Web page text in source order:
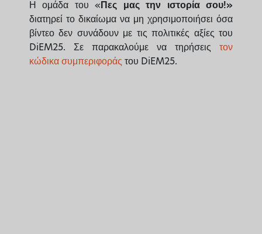
involved.
Η ομάδα του «Πες μας την ιστορία σου!»
διατηρεί το δικαίωμα να μη χρησιμοποιήσει όσα
βίντεο δεν συνάδουν με τις πολιτικές αξίες του
DiEM25. Σε παρακαλούμε να τηρήσεις τον
κώδικα συμπεριφοράς του DiEM25.